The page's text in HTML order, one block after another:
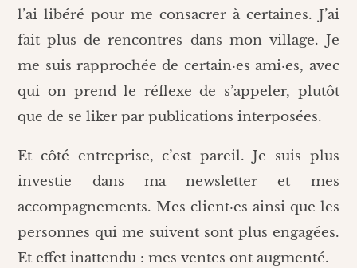
l’ai libéré pour me consacrer à certaines. J’ai
fait plus de rencontres dans mon village. Je
me suis rapprochée de certain·es ami·es, avec
qui on prend le réflexe de s’appeler, plutôt
que de se liker par publications interposées.
Et côté entreprise, c’est pareil. Je suis plus
investie dans ma newsletter et mes
accompagnements. Mes client·es ainsi que les
personnes qui me suivent sont plus engagées.
Et effet inattendu : mes ventes ont augmenté.